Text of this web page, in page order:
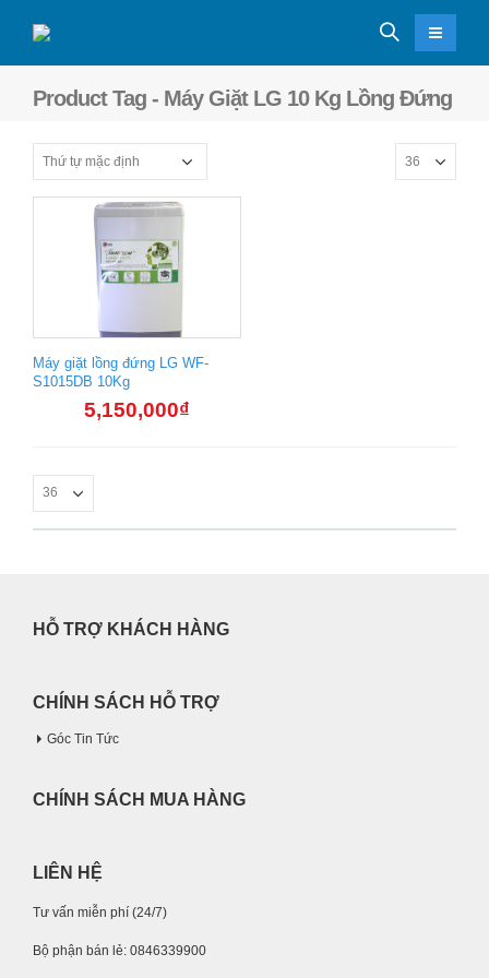
Product Tag - Máy Giặt LG 10 Kg Lồng Đứng
Máy giặt lồng đứng LG WF-
S1015DB 10Kg
5,150,000₫
HỖ TRỢ KHÁCH HÀNG
CHÍNH SÁCH HỖ TRỢ
Góc Tin Tức
CHÍNH SÁCH MUA HÀNG
LIÊN HỆ
Tư vấn miễn phí (24/7)
Bộ phận bán lẻ: 0846339900